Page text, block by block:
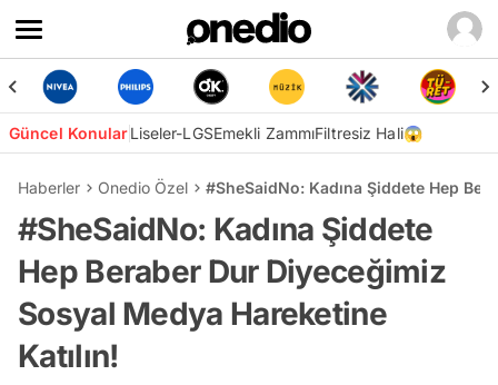
Güncel KonularLiseler-LGSEmekli ZammıFiltresiz Hali😱
Haberler Onedio Özel #SheSaidNo: Kadına Şiddete Hep
#SheSaidNo: Kadına Şiddete
Hep Beraber Dur Diyeceğimiz
Sosyal Medya Hareketine
Katılın!